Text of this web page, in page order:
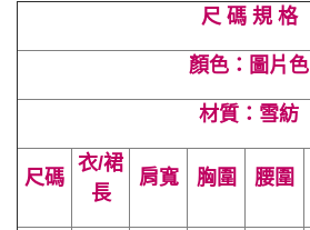
尺 碼 規 格
顏色：圖片色
材質：雪紡
尺碼
衣/裙
長
肩寬 胸圍 腰圍